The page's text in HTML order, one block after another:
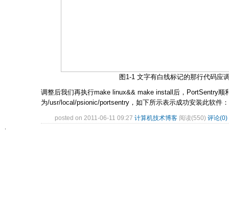
图1-1 文字有白线标记的那行代码应
调整后我们再执行make linux&& make install后，PortSentry顺
为/usr/local/psionic/portsentry，如下所示表示成功安装此软件：
posted on 2011-06-11 09:27 计算机技术博客 阅读(550) 评论(0)